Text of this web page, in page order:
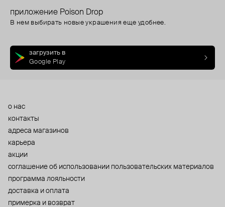
приложение Poison Drop
В нем выбирать новые украшения еще удобнее.
загрузить в
Google Play
о нас
контакты
адреса магазинов
карьера
акции
cоглашение об использовании пользовательских материалов
программа лояльности
доставка и оплата
примерка и возврат